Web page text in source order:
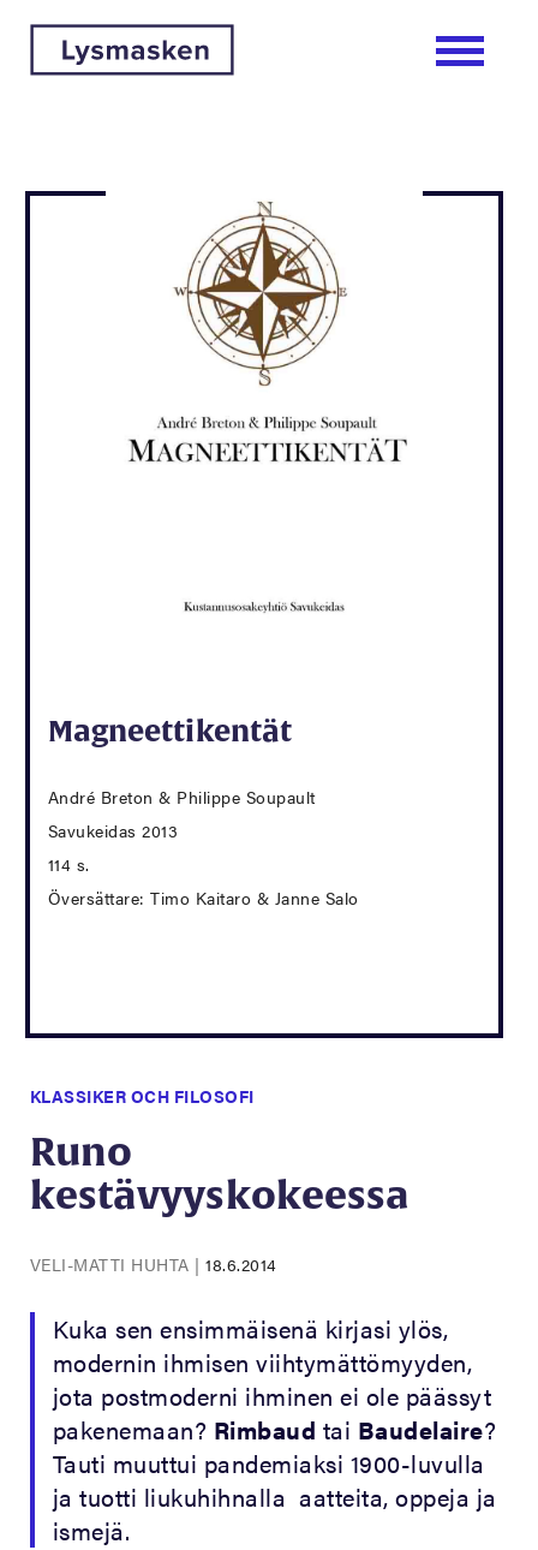
Magneettikentät
André Breton & Philippe Soupault
Savukeidas 2013
114 s.
Översättare: Timo Kaitaro & Janne Salo
KLASSIKER OCH FILOSOFI
Runo
kestävyyskokeessa
VELI-MATTI HUHTA |18.6.2014
Kuka sen ensimmäisenä kirjasi ylös,
modernin ihmisen viihtymättömyyden,
jota postmoderni ihminen ei ole päässyt
pakenemaan? Rimbaud tai Baudelaire?
Tauti muuttui pandemiaksi 1900-luvulla
ja tuotti liukuhihnalla aatteita, oppeja ja
ismejä.